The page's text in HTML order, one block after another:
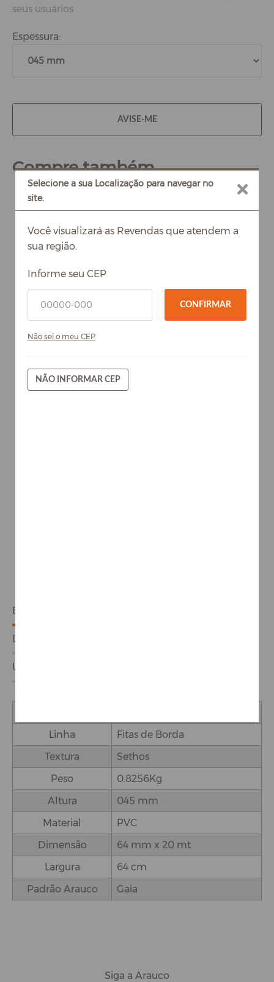
seus usuários
Espessura:
AVISE-ME
Compre também
Gaia - Chapa de MDF Arauco 15mm
ESPECIFICAÇÕES
DETALHES DO PRODUTO
USO E APLICAÇÕES
Linha
Fitas de Borda
Textura
Sethos
Peso
0.8256Kg
Altura
045 mm
Material
PVC
Dimensão
64 mm x 20 mt
Largura
64 cm
Padrão Arauco
Gaia
Siga a Arauco
Você visualizará as Revendas que atendem a
sua região.
Informe seu CEP
CONFIRMAR
Não sei o meu CEP
NÃO INFORMAR CEP
Selecione a sua Localização para navegar no
site.